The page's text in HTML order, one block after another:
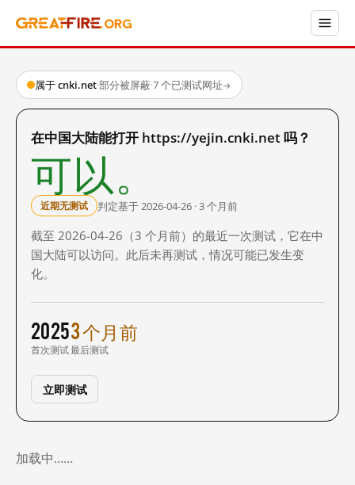
属于 cnki.net·部分被屏蔽·7 个已测试网址→
在中国大陆能打开 https://yejin.cnki.net 吗？
可以。
近期无测试 判定基于 2026-04-26 · 3 个月前
截至 2026-04-26（3 个月前）的最近一次测试，它在中
国大陆可以访问。此后未再测试，情况可能已发生变
化。
2025
首次测试
3 个月前
最后测试
立即测试
加载中……